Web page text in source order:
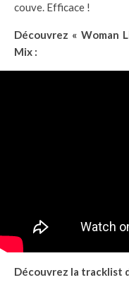
couve. Efficace !
Découvrez « Woman
Mix :
Découvrez la tracklist